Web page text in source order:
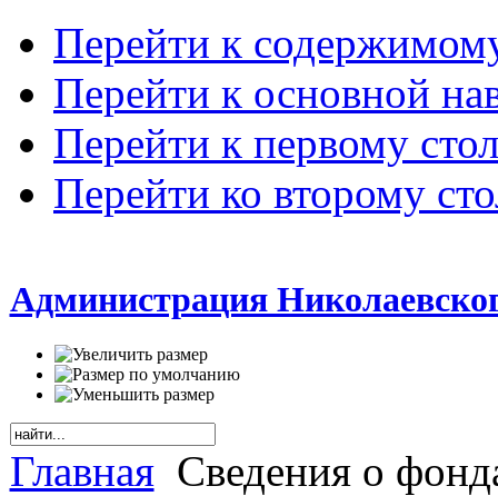
Перейти к
Перейти к основной
Перейти к первому
Перейти ко второму
Администрация
Главная Сведения о